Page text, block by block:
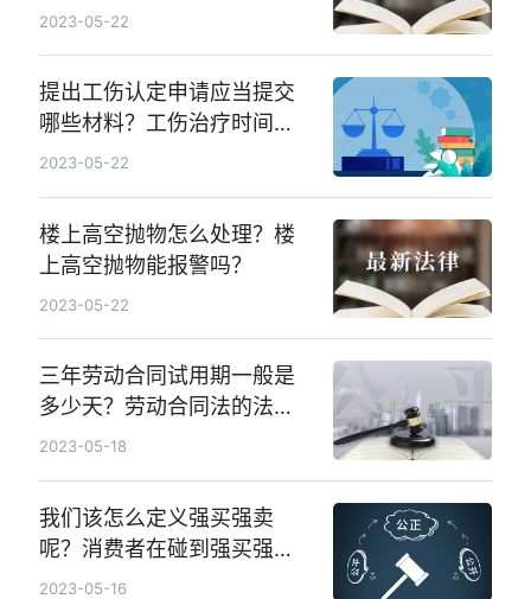
2023-05-22
提出工伤认定申请应当提交
哪些材料？工伤治疗时间一
般不超过12个月吗？
2023-05-22
楼上高空抛物怎么处理？楼
上高空抛物能报警吗？
2023-05-22
三年劳动合同试用期一般是
多少天？劳动合同法的法律
条例有哪些？劳动合同期限
2023-05-18
我们该怎么定义强买强卖
呢？消费者在碰到强买强卖
问题的时候要怎么办呢？
2023-05-16